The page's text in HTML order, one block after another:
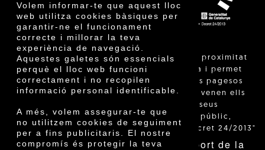
Volem informar-te que aquest lloc
web utilitza cookies bàsiques per
garantir-ne el funcionament
correcte i millorar la teva
experiència de navegació.
Aquestes galetes són essencials
perquè el lloc web funcioni
correctament i no recopilen
informació personal identificable.
A més, volem assegurar-te que
no utilitzem cookies de seguiment
per a fins publicitaris. El nostre
compromís és protegir la teva
"La venda de proximitat
està regulada i permet
identificar els pagesos
catalans que venen ells
mateixos els seus
productes al públic,
segons el Decret 24/2013"
Amb el suport de la